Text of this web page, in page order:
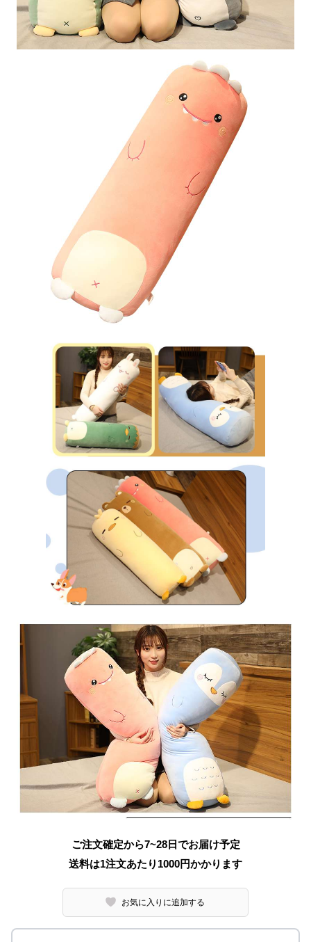
ご注文確定から7~28日でお届け予定
送料は1注文あたり 1000円かかります
お気に入りに追加する